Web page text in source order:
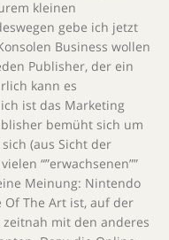
kleinen
gebe ich jetzt
Business wollen
Publisher, der ein
kann es
ist das Marketing
bemüht sich um
(aus Sicht der
“”erwachsenen””
Meinung: Nintendo
The Art ist, auf der
mit den anderes